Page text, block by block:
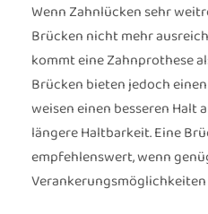
Wenn Zahnlücken sehr
Brücken nicht mehr
kommt eine Zahnprothese
Brücken bieten jedoch
weisen einen besseren Halt
längere Haltbarkeit. Eine
empfehlenswert, wenn